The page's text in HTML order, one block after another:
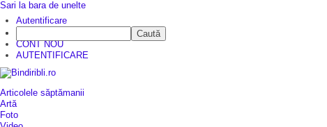
CONT NOU
AUTENTIFICARE
Articolele săptămanii
Artă
Foto
Sari la bara de unelte
Autentificare
Caută